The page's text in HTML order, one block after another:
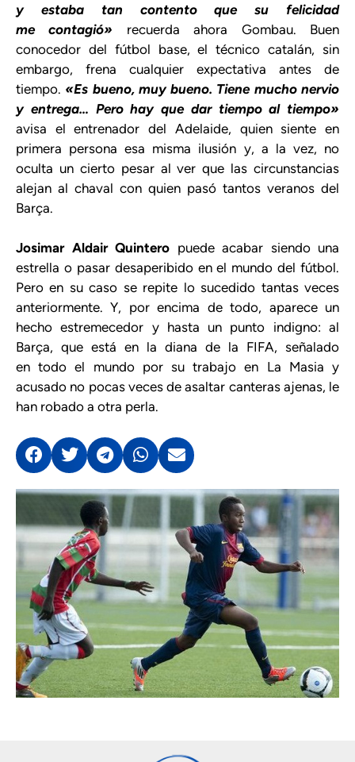
y estaba tan contento que su felicidad
me contagió» recuerda ahora Gombau. Buen
conocedor del fútbol base, el técnico catalán, sin
embargo, frena cualquier expectativa antes de
tiempo. «Es bueno, muy bueno. Tiene mucho nervio
y entrega… Pero hay que dar tiempo al tiempo»
avisa el entrenador del Adelaide, quien siente en
primera persona esa misma ilusión y, a la vez, no
oculta un cierto pesar al ver que las circunstancias
alejan al chaval con quien pasó tantos veranos del
Barça.
Josimar Aldair Quintero puede acabar siendo una
estrella o pasar desaperibido en el mundo del fútbol.
Pero en su caso se repite lo sucedido tantas veces
anteriormente. Y, por encima de todo, aparece un
hecho estremecedor y hasta un punto indigno: al
Barça, que está en la diana de la FIFA, señalado
en todo el mundo por su trabajo en La Masia y
acusado no pocas veces de asaltar canteras ajenas, le
han robado a otra perla.